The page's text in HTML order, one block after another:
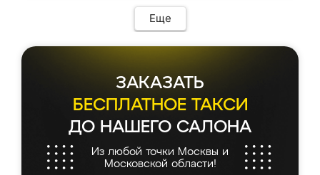
Еще
ЗАКАЗАТЬ
БЕСПЛАТНОЕ ТАКСИ
ДО НАШЕГО САЛОНА
Из любой точки Москвы и
Московской области!